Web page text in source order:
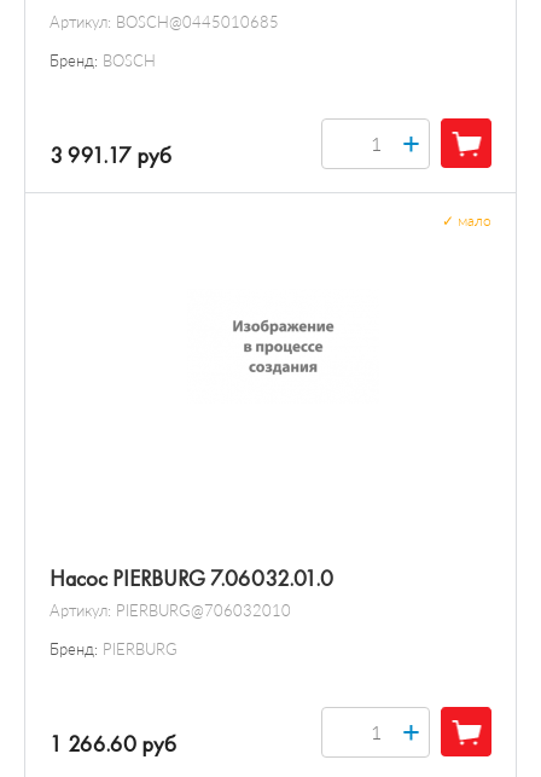
Артикул: BOSCH@0445010685
Бренд: BOSCH
3 991.17 руб +
Насос PIERBURG 7.06032.01.0
Артикул: PIERBURG@706032010
Бренд: PIERBURG
мало
1 266.60 руб +